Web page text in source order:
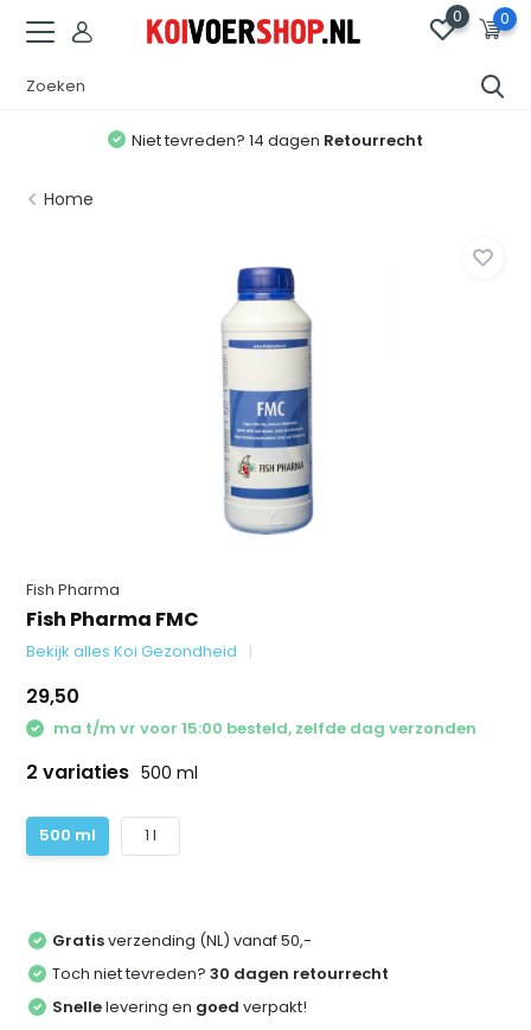
0 0
Niet tevreden? 14 dagen Retourrecht
Home
Fish Pharma
Fish Pharma FMC
Bekijk alles Koi Gezondheid
29,50
ma t/m vr voor 15:00 besteld, zelfde dag verzonden
2 variaties 500 ml
500 ml 1 l
Gratisverzending (NL) vanaf 50,-
Toch niet tevreden?30 dagen retourrecht
Snellelevering en goed verpakt!